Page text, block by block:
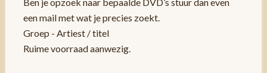
een mail met wat je precies zoekt.
Groep - Artiest / titel
Ruime voorraad aanwezig.